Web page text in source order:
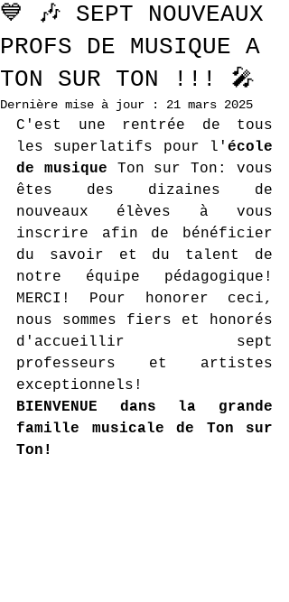
💙 🎶 SEPT NOUVEAUX
PROFS DE MUSIQUE A
TON SUR TON !!! 🎤
Dernière mise à jour : 21 mars 2025
C'est une rentrée de tous
les superlatifs pour l' école
de musique Ton sur Ton: vous
êtes des dizaines de
nouveaux élèves à vous
inscrire afin de bénéficier
du savoir et du talent de
notre équipe pédagogique!
MERCI! Pour honorer ceci,
nous sommes fiers et honorés
d'accueillir sept
professeurs et artistes
exceptionnels!
BIENVENUE dans la grande
famille musicale de Ton sur
Ton!